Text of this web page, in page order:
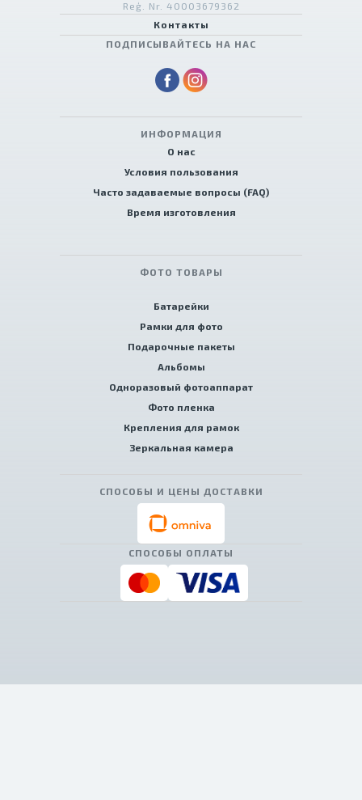
Reģ. Nr. 40003679362
Контакты
ПОДПИСЫВАЙТЕСЬ НА НАС
ИНФОРМАЦИЯ
О нас
Условия пользования
Часто задаваемые вопросы (FAQ)
Время изготовления
ФОТО ТОВАРЫ
Батарейки
Рамки для фото
Подарочные пакеты
Альбомы
Одноразовый фотоаппарат
Фото пленка
Крепления для рамок
Зеркальная камера
СПОСОБЫ И ЦЕНЫ ДОСТАВКИ
СПОСОБЫ ОПЛАТЫ